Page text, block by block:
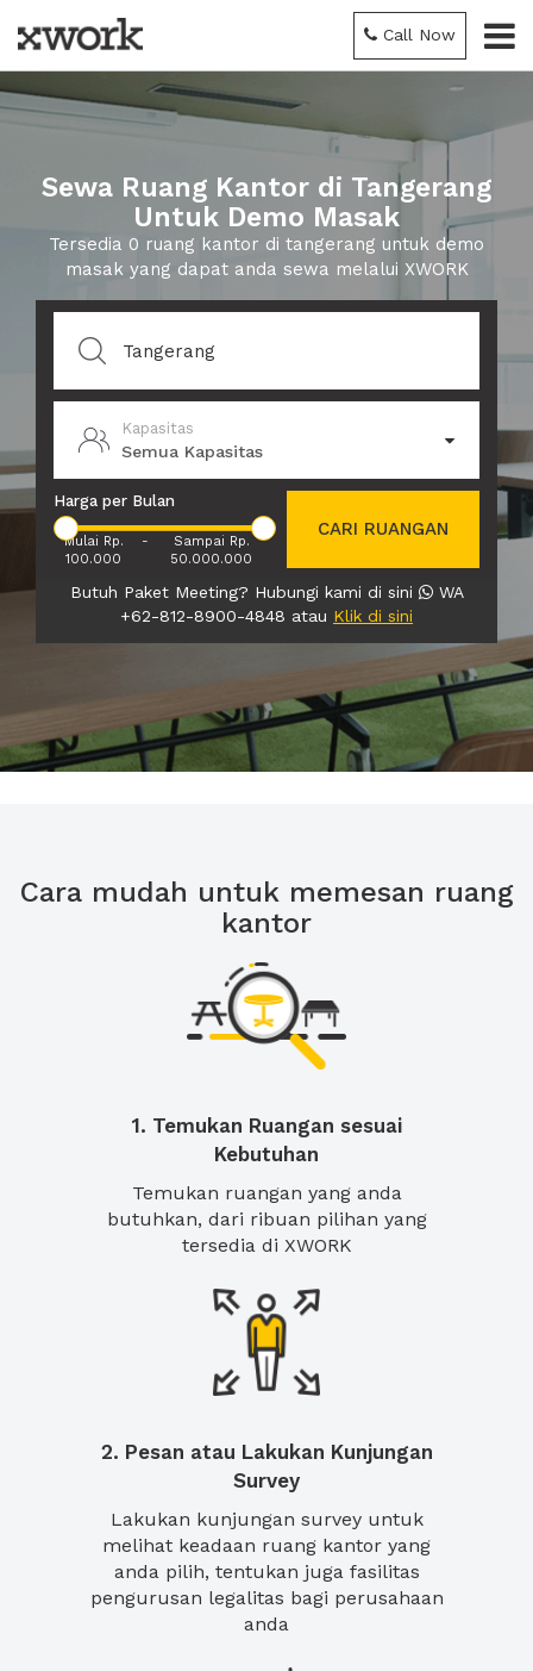
Call Now
Sewa Ruang Kantor di Tangerang
Untuk Demo Masak
Tersedia 0 ruang kantor di tangerang untuk demo
masak yang dapat anda sewa melalui XWORK
Kapasitas
Semua Kapasitas
Harga per Bulan
Mulai Rp.
100.000
-
Sampai Rp.
50.000.000
CARI RUANGAN
Butuh Paket Meeting? Hubungi kami di sini
WA
+62-812-8900-4848 atau Klik di sini
Cara mudah untuk memesan ruang
kantor
1. Temukan Ruangan sesuai
Kebutuhan
Temukan ruangan yang anda
butuhkan, dari ribuan pilihan yang
tersedia di XWORK
2. Pesan atau Lakukan Kunjungan
Survey
Lakukan kunjungan survey untuk
melihat keadaan ruang kantor yang
anda pilih, tentukan juga fasilitas
pengurusan legalitas bagi perusahaan
anda